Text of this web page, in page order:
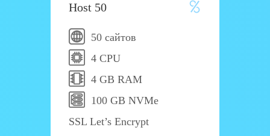
Host 50
50 сайтов
4 CPU
4 GB RAM
100 GB NVMe
SSL Let’s Encrypt